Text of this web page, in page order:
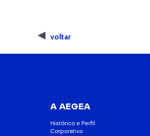
voltar
A AEGEA
Histórico e Perfil
Corporativo